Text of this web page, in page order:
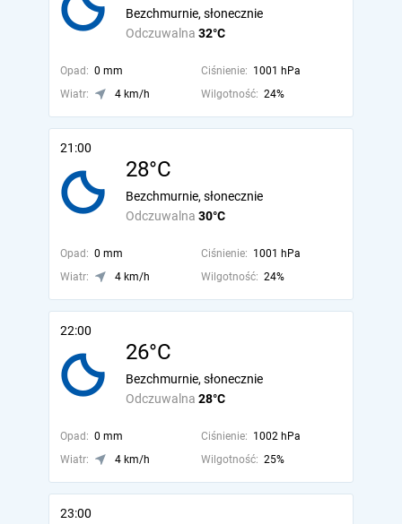
Odczuwalna 32°C
Bezchmurnie, słonecznie
Opad: 0 mm Ciśnienie: 1001 hPa
Wiatr:
4 km/h Wilgotność: 24%
21:00
28°C
Odczuwalna 30°C
Bezchmurnie, słonecznie
Opad: 0 mm Ciśnienie: 1001 hPa
Wiatr:
4 km/h Wilgotność: 24%
22:00
26°C
Odczuwalna 28°C
Bezchmurnie, słonecznie
Opad: 0 mm Ciśnienie: 1002 hPa
Wiatr:
4 km/h Wilgotność: 25%
23:00